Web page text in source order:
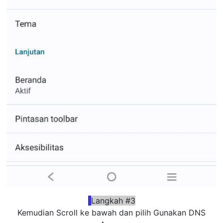
Langkah #3
Kemudian Scroll ke bawah dan pilih Gunakan DNS